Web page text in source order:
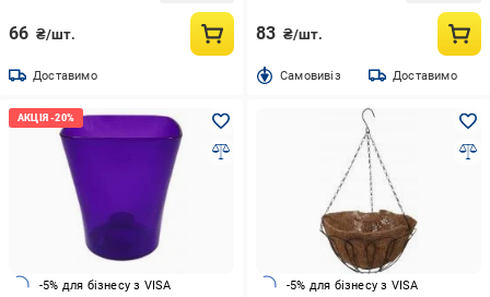
66 ₴/шт.
Доставимо
83 ₴/шт.
Cамовивіз Доставимо
-5% для бізнесу з VISA -5% для бізнесу з VISA